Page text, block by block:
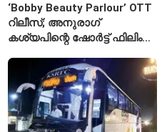
‘Bobby Beauty Parlour’ OTT
റിലീസ്; അനുരാഗ്
കശ്യപിന്റെ ഷോർട്ട് ഫിലിം